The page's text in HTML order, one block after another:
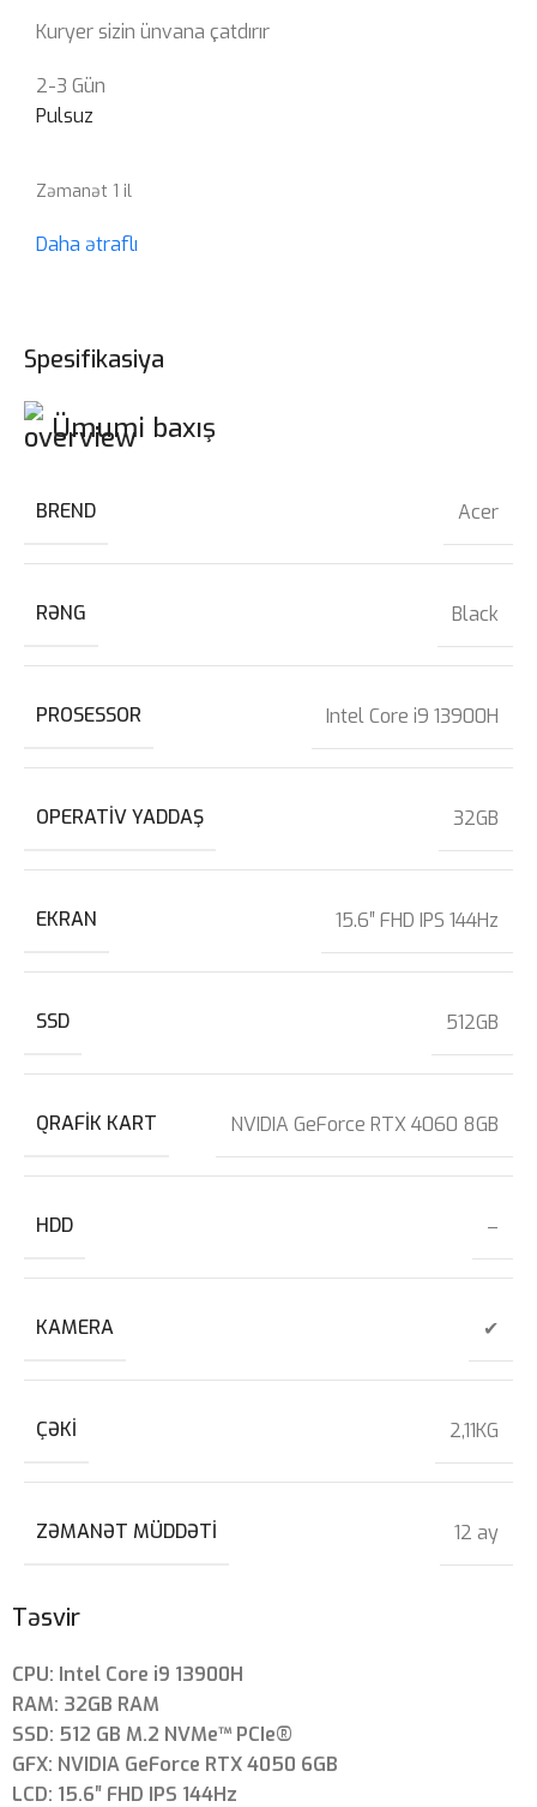
Kuryer sizin ünvana çatdırır
2-3 Gün
Pulsuz
Zəmanət 1 il
Daha ətraflı
Təsvir
CPU: Intel Core i9 13900H
RAM: 32GB RAM
SSD: 512 GB M.2 NVMe™ PCIe®
GFX: NVIDIA GeForce RTX 4050 6GB
LCD: 15.6″ FHD IPS 144Hz
Spesifikasiya
Ümumi baxış
BREND Acer
RƏNG Black
PROSESSOR Intel Core i9 13900H
OPERATIV YADDAŞ 32GB
EKRAN 15.6″ FHD IPS 144Hz
SSD 512GB
QRAFIK KART NVIDIA GeForce RTX 4060 8GB
HDD –
KAMERA ✔
ÇƏKI 2,11KG
ZƏMANƏT MÜDDƏTI 12 ay